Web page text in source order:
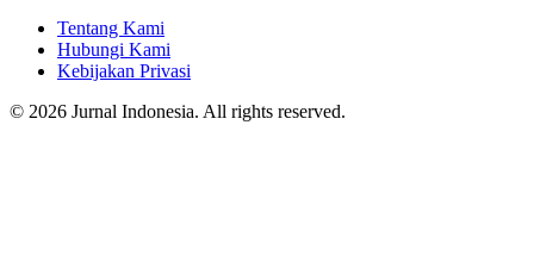
Tentang Kami
Hubungi Kami
Kebijakan Privasi
© 2026 Jurnal Indonesia. All rights reserved.